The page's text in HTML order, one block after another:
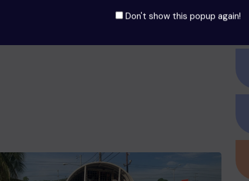
Don't show this popup again!